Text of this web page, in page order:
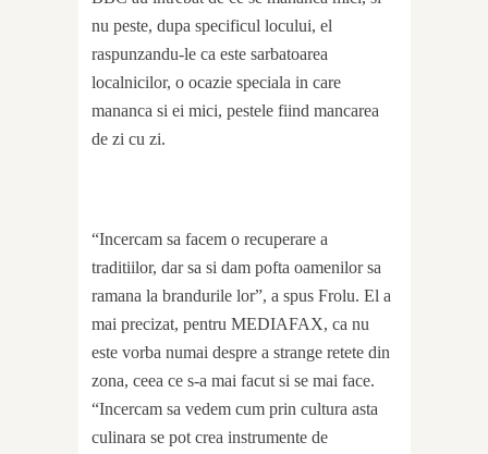
nu peste, dupa specificul locului, el
raspunzandu-le ca este sarbatoarea
localnicilor, o ocazie speciala in care
mananca si ei mici, pestele fiind mancarea
de zi cu zi.
“Incercam sa facem o recuperare a
traditiilor, dar sa si dam pofta oamenilor sa
ramana la brandurile lor”, a spus Frolu. El a
mai precizat, pentru MEDIAFAX, ca nu
este vorba numai despre a strange retete din
zona, ceea ce s-a mai facut si se mai face.
“Incercam sa vedem cum prin cultura asta
culinara se pot crea instrumente de